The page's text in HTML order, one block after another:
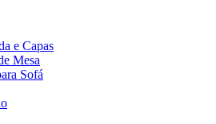
e Capas
Mesa
Sofá